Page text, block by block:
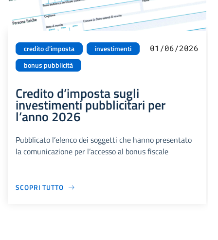
credito d'imposta
investimenti
bonus pubblicità
01/06/2026
Credito d’imposta sugli
investimenti pubblicitari per
l’anno 2026
Pubblicato l’elenco dei soggetti che hanno presentato
la comunicazione per l’accesso al bonus fiscale
SCOPRI TUTTO